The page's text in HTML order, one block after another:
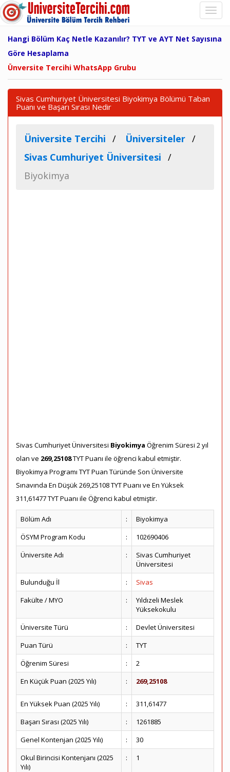
Hangi Bölüm Kaç Netle Kazanılır? TYT ve AYT Net Sayısına
Göre Hesaplama
Ünversite Tercihi WhatsApp Grubu
Sivas Cumhuriyet Üniversitesi Biyokimya Bölümü Taban
Puanı ve Başarı Sırası Nedir
Üniversite Tercihi
Üniversiteler
Sivas Cumhuriyet Üniversitesi
Biyokimya
Sivas Cumhuriyet Üniversitesi Biyokimya Öğrenim Süresi 2 yıl
olan ve 269,25108TYT Puanı ile öğrenci kabul etmiştir.
Biyokimya Programı TYT Puan Türünde Son Üniversite
Sınavında En Düşük 269,25108 TYT Puanı ve En Yüksek
311,61477 TYT Puanı ile Öğrenci kabul etmiştir.
Bölüm Adı :
Biyokimya
ÖSYM Program Kodu
:
102690406
Üniversite Adı
:
Sivas Cumhuriyet
Üniversitesi
Bulunduğu İl
:
Sivas
Fakülte / MYO
:
Yıldızeli Meslek
Yüksekokulu
Üniversite Türü
:
Devlet Üniversitesi
Puan Türü
:
TYT
Öğrenim Süresi
:
2
En Küçük Puan (2025 Yılı)
: 269,25108
En Yüksek Puan (2025 Yılı) :
311,61477
Başarı Sırası (2025 Yılı)
:
1261885
Genel Kontenjan (2025 Yılı)
:
30
Okul Birincisi Kontenjanı (2025
Yılı)
: 1